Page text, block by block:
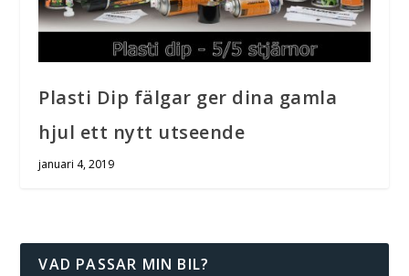
Plasti Dip fälgar ger dina gamla
hjul ett nytt utseende
januari 4, 2019
VAD PASSAR MIN BIL?